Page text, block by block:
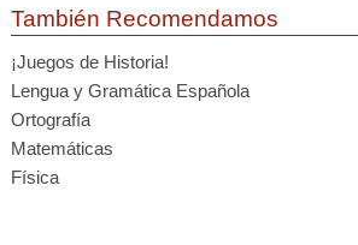
También Recomendamos
¡Juegos de Historia!
Lengua y Gramática Española
Ortografía
Matemáticas
Física